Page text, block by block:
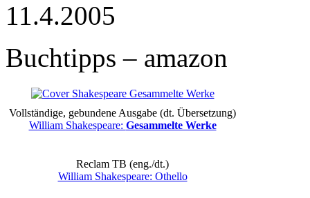
11.4.2005
Buchtipps – amazon
Vollständige, gebundene Ausgabe (dt. Übersetzung)
William Shakespeare: Gesammelte Werke
Reclam TB (eng./dt.)
William Shakespeare: Othello